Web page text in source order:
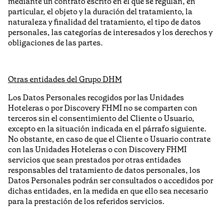
particular, el objeto y la duración del tratamiento, la
naturaleza y finalidad del tratamiento, el tipo de datos
personales, las categorías de interesados y los derechos y
obligaciones de las partes.
Otras entidades del Grupo DHM
Los Datos Personales recogidos por las Unidades
Hoteleras o por Discovery FHMI no se comparten con
terceros sin el consentimiento del Cliente o Usuario,
excepto en la situación indicada en el párrafo siguiente.
No obstante, en caso de que el Cliente o Usuario contrate
con las Unidades Hoteleras o con Discovery FHMI
servicios que sean prestados por otras entidades
responsables del tratamiento de datos personales, los
Datos Personales podrán ser consultados o accedidos por
dichas entidades, en la medida en que ello sea necesario
para la prestación de los referidos servicios.